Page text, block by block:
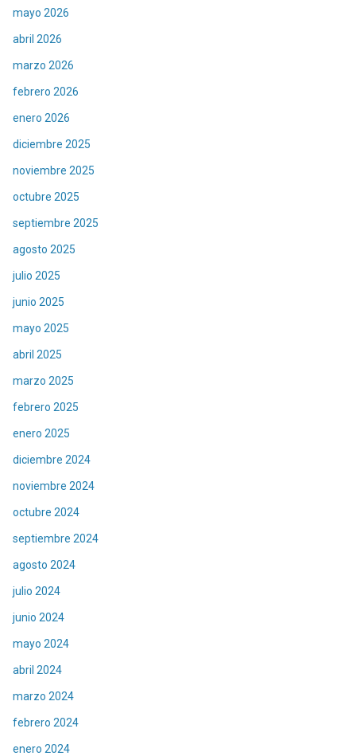
mayo 2026
abril 2026
marzo 2026
febrero 2026
enero 2026
diciembre 2025
noviembre 2025
octubre 2025
septiembre 2025
agosto 2025
julio 2025
junio 2025
mayo 2025
abril 2025
marzo 2025
febrero 2025
enero 2025
diciembre 2024
noviembre 2024
octubre 2024
septiembre 2024
agosto 2024
julio 2024
junio 2024
mayo 2024
abril 2024
marzo 2024
febrero 2024
enero 2024